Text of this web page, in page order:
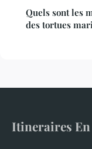
Quels sont les
des tortues
Itineraires